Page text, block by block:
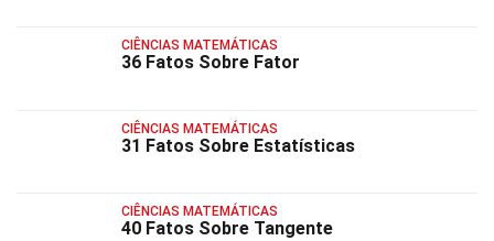
CIÊNCIAS MATEMÁTICAS
36 Fatos Sobre Fator
CIÊNCIAS MATEMÁTICAS
31 Fatos Sobre Estatísticas
CIÊNCIAS MATEMÁTICAS
40 Fatos Sobre Tangente